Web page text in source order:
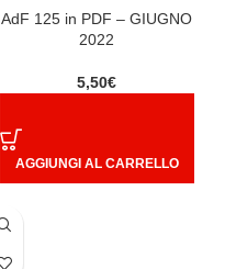
AdF 125 in PDF – GIUGNO
2022
5,50€
AGGIUNGI AL CARRELLO